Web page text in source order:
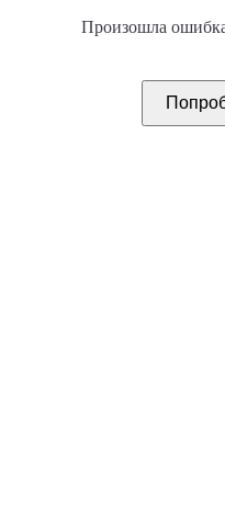
Произошла